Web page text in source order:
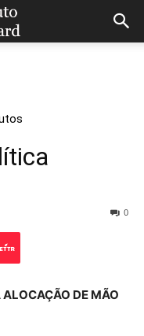
0
ALOCAÇÃO DE MÃO